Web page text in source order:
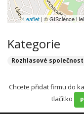
Leaflet | © GIScience
Kategorie
Rozhlasové
Chcete přidat firmu do
tlačítko